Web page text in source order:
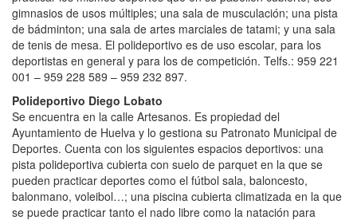
gimnasios de usos múltiples; una sala de musculación; una pista
de bádminton; una sala de artes marciales de tatami; y una sala
de tenis de mesa. El polideportivo es de uso escolar, para los
deportistas en general y para los de competición. Telfs.: 959 221
001 – 959 228 589 – 959 232 897.
Polideportivo Diego Lobato
Se encuentra en la calle Artesanos. Es propiedad del
Ayuntamiento de Huelva y lo gestiona su Patronato Municipal de
Deportes. Cuenta con los siguientes espacios deportivos: una
pista polideportiva cubierta con suelo de parquet en la que se
pueden practicar deportes como el fútbol sala, baloncesto,
balonmano, voleibol…; una piscina cubierta climatizada en la que
se puede practicar tanto el nado libre como la natación para